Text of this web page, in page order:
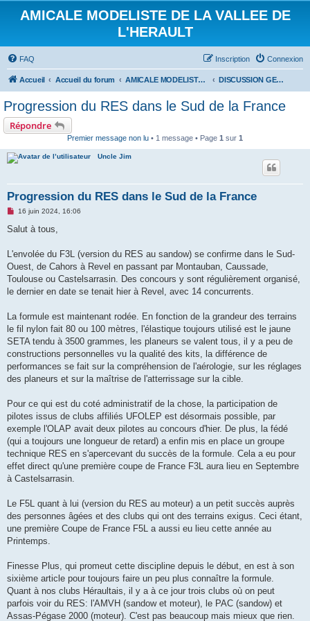
AMICALE MODELISTE DE LA VALLEE DE
L'HERAULT
FAQ Connexion
Inscription
Accueil Accueil du forum AMICALE MODELISTE DE LA VALLEE DE L'HERAULT DISCUSSION GENERALE
Progression du RES dans le Sud de la France
Répondre
Premier message non lu • 1 message • Page 1 sur 1
Uncle Jim
Progression du RES dans le Sud de la France
M
s
g
n
o
16 juin 2024, 16:06
Salut à tous,
L'envolée du F3L (version du RES au sandow) se confirme dans le Sud-
Ouest, de Cahors à Revel en passant par Montauban, Caussade,
Toulouse ou Castelsarrasin. Des concours y sont régulièrement organisé,
le dernier en date se tenait hier à Revel, avec 14 concurrents.
La formule est maintenant rodée. En fonction de la grandeur des terrains
le fil nylon fait 80 ou 100 mètres, l'élastique toujours utilisé est le jaune
SETA tendu à 3500 grammes, les planeurs se valent tous, il y a peu de
constructions personnelles vu la qualité des kits, la différence de
performances se fait sur la compréhension de l'aérologie, sur les réglages
des planeurs et sur la maîtrise de l'atterrissage sur la cible.
Pour ce qui est du coté administratif de la chose, la participation de
pilotes issus de clubs affiliés UFOLEP est désormais possible, par
exemple l'OLAP avait deux pilotes au concours d'hier. De plus, la fédé
(qui a toujours une longueur de retard) a enfin mis en place un groupe
technique RES en s'apercevant du succès de la formule. Cela a eu pour
effet direct qu'une première coupe de France F3L aura lieu en Septembre
à Castelsarrasin.
Le F5L quant à lui (version du RES au moteur) a un petit succès auprès
des personnes âgées et des clubs qui ont des terrains exigus. Ceci étant,
une première Coupe de France F5L a aussi eu lieu cette année au
Printemps.
Finesse Plus, qui promeut cette discipline depuis le début, en est à son
sixième article pour toujours faire un peu plus connaître la formule.
Quant à nos clubs Héraultais, il y a à ce jour trois clubs où on peut
parfois voir du RES: l'AMVH (sandow et moteur), le PAC (sandow) et
Assas-Pégase 2000 (moteur). C'est pas beaucoup mais mieux que rien.